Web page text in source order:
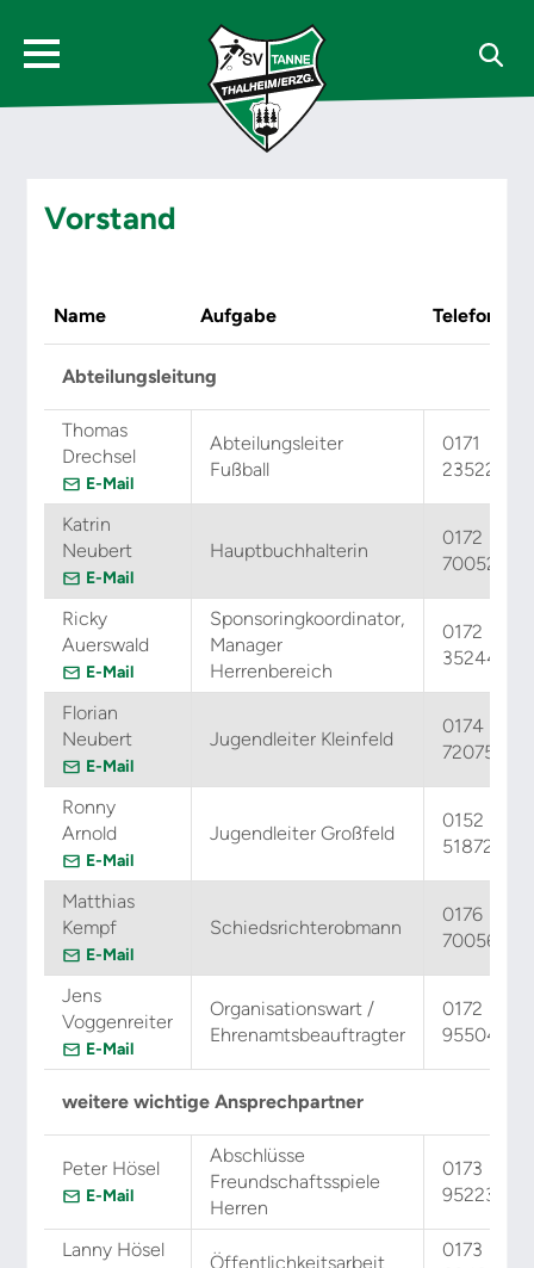
Vorstand
Name Aufgabe Telefon
Abteilungsleitung
Thomas
Drechsel
E-Mail
Abteilungsleiter
Fußball
0171
2352245
Katrin
Neubert
E-Mail
Hauptbuchhalterin
0172
7005242
Ricky
Auerswald
E-Mail
Sponsoringkoordinator,
Manager
Herrenbereich
0172
3524466
Florian
Neubert
E-Mail
Jugendleiter Kleinfeld
0174
7207506
Ronny
Arnold
E-Mail
Jugendleiter Großfeld
0152
51872694
Matthias
Kempf
E-Mail
Schiedsrichterobmann
0176
70056215
Jens
Voggenreiter
E-Mail
Organisationswart /
Ehrenamtsbeauftragter
0172
9550481
weitere wichtige Ansprechpartner
Peter Hösel
E-Mail
Abschlüsse
Freundschaftsspiele
Herren
0173
9522356
Lanny Hösel
Öffentlichkeitsarbeit
0173